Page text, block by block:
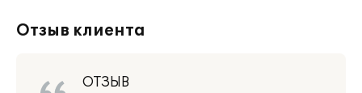
Отзыв клиента
ОТЗЫВ